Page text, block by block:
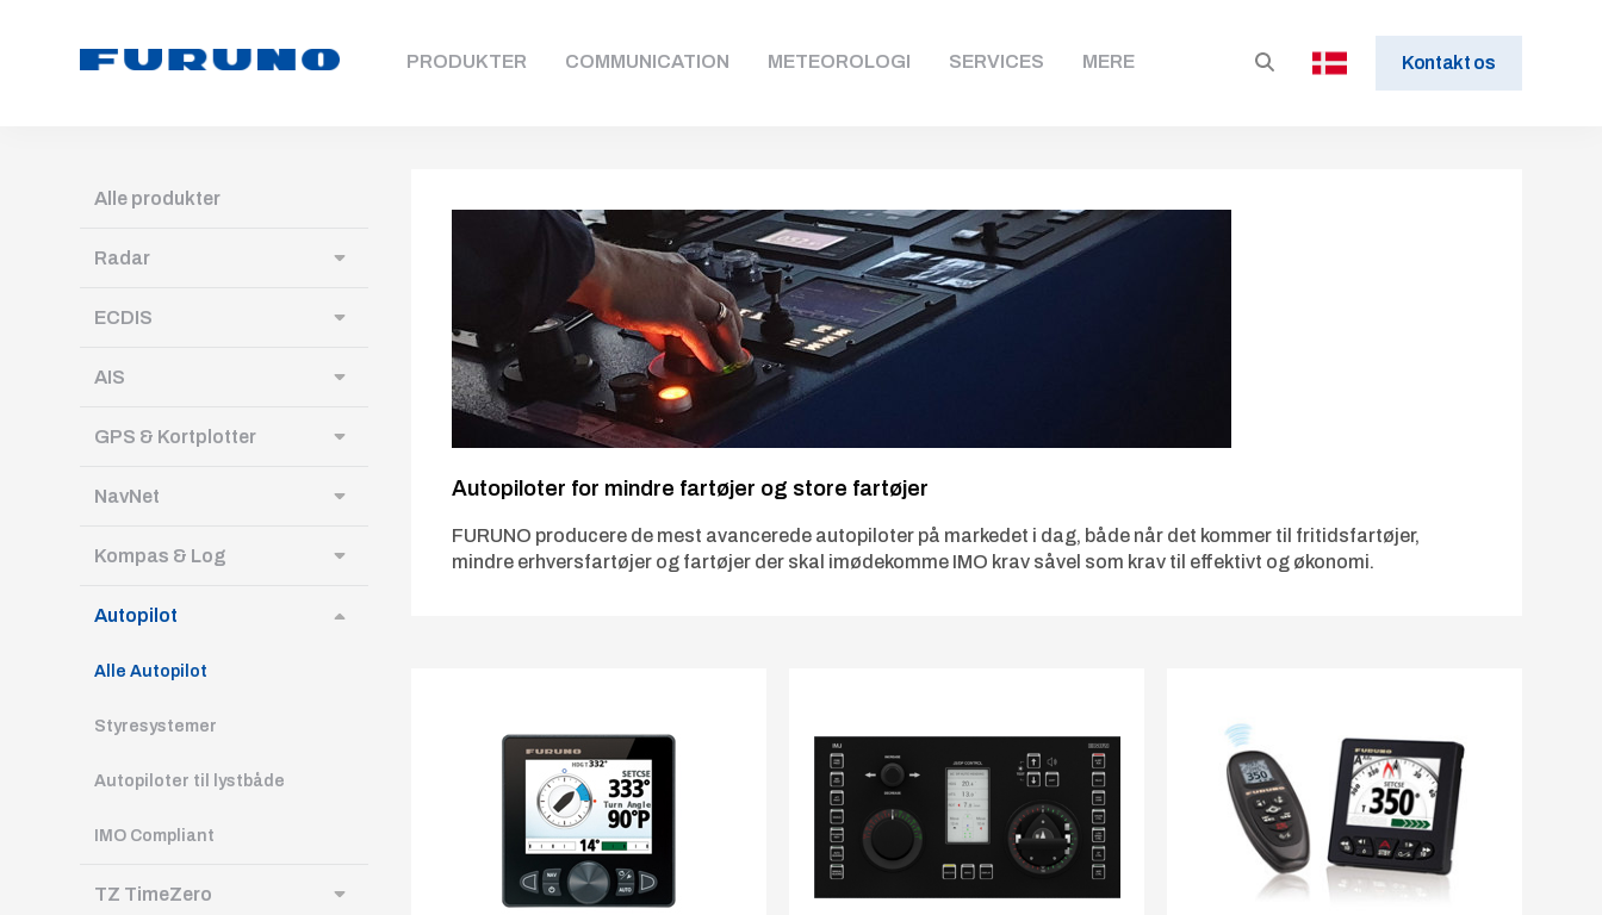
PRODUKTER COMMUNICATION METEOROLOGI SERVICES MERE Kontakt os
Alle produkter
Radar
ECDIS
AIS
GPS & Kortplotter
NavNet
Kompas & Log
Autopilot
Alle Autopilot
Styresystemer
Autopiloter til lystbåde
IMO Compliant
TZ TimeZero
Autopiloter for mindre fartøjer og store fartøjer
FURUNO producere de mest avancerede autopiloter på markedet i dag, både når det kommer til fritidsfartøjer,
mindre erhversfartøjer og fartøjer der skal imødekomme IMO krav såvel som krav til effektivt og økonomi.